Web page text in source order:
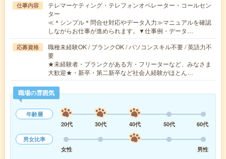
仕事内容
テレマーケティング・テレフォンオペレーター・コールセン
ター
≪＊シンプル＊問合せ対応やデータ入力≫マニュアルを確認
しながらお仕事が進められます。▼仕事例・データ…
応募資格
職種未経験OK / ブランクOK / パソコンスキル不要 / 英語力不
要
★未経験者・ブランクがある方・フリーターなど、みなさま
大歓迎★・新卒・第二新卒など社会人経験がほとん…
職場の雰囲気
年齢層
20代
30代 40代 50代
60代
男女比率
女性
男性